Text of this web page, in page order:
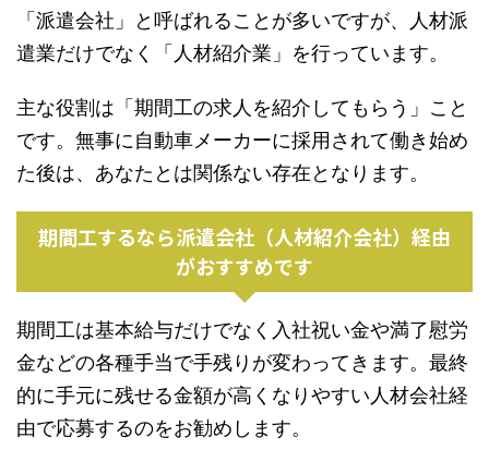
「派遣会社」と呼ばれることが多いですが、人材派
遣業だけでなく「人材紹介業」を行っています。
主な役割は「期間工の求人を紹介してもらう」こと
です。無事に自動車メーカーに採用されて働き始め
た後は、あなたとは関係ない存在となります。
期間工するなら派遣会社（人材紹介会社）経由
がおすすめです
期間工は基本給与だけでなく入社祝い金や満了慰労
金などの各種手当で手残りが変わってきます。最終
的に手元に残せる金額が高くなりやすい人材会社経
由で応募するのをお勧めします。